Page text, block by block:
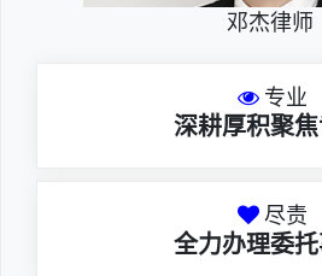
邓杰律师
专业
深耕厚积聚
尽责
全力办理委